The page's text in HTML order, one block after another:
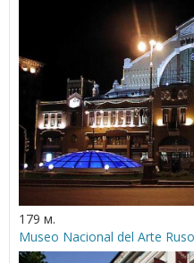
179 м.
Museo Nacional del Arte